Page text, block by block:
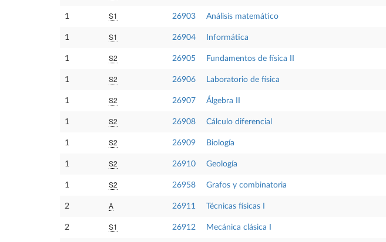
1 S1 26903 Análisis matemático
1 S1 26904 Informática
1 S2 26905 Fundamentos de física II
1 S2 26906 Laboratorio de física
1 S2 26907 Álgebra II
1 S2 26908 Cálculo diferencial
1 S2 26909 Biología
1 S2 26910 Geología
1 S2 26958 Grafos y combinatoria
2 A 26911 Técnicas físicas I
2 S1 26912 Mecánica clásica I